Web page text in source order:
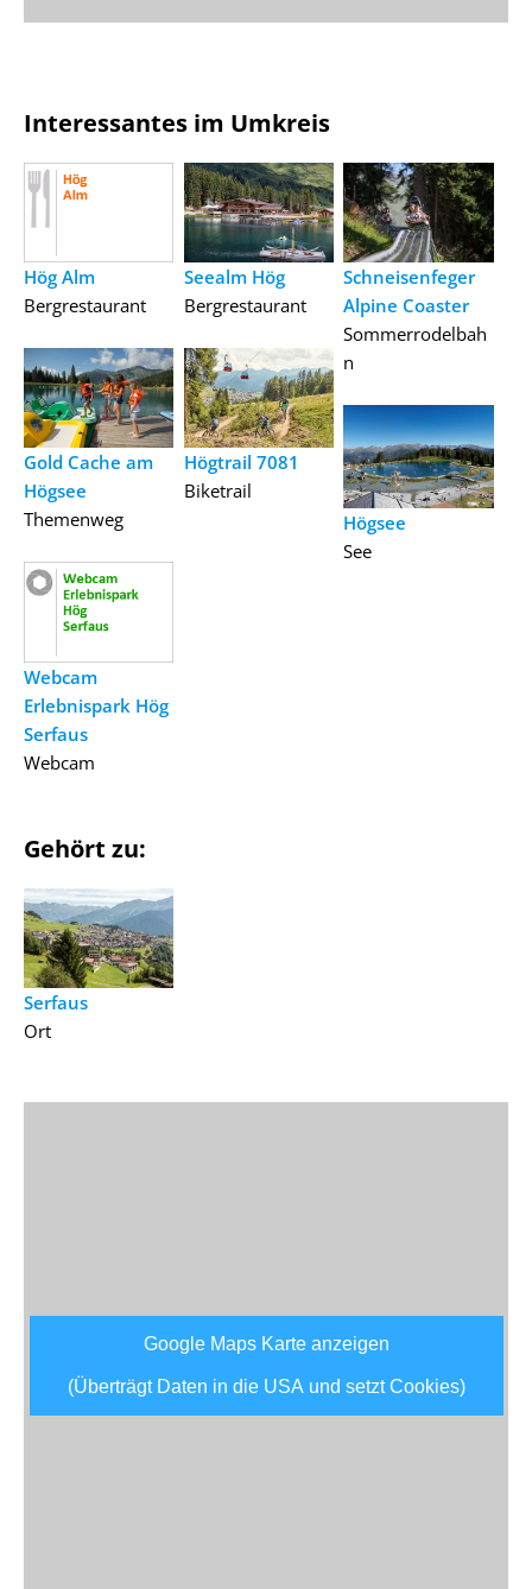
Interessantes im Umkreis
Hög Alm
Bergrestaurant
Gold Cache am
Högsee
Themenweg
Webcam
Erlebnispark Hög
Serfaus
Webcam
Seealm Hög
Bergrestaurant
Högtrail 7081
Biketrail
Schneisenfeger
Alpine Coaster
Sommerrodelbah
n
Högsee
See
Gehört zu:
Serfaus
Ort
Google Maps Karte anzeigen
(Überträgt Daten in die USA und setzt Cookies)